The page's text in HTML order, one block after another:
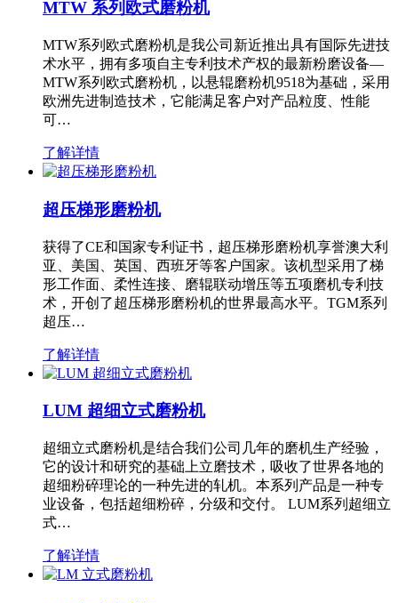
MTW 系列欧式磨粉机
MTW系列欧式磨粉机是我公司新近推出具有国际先进技
术水平，拥有多项自主专利技术产权的最新粉磨设备—
MTW系列欧式磨粉机，以悬辊磨粉机9518为基础，采用
欧洲先进制造技术，它能满足客户对产品粒度、性能
可…
了解详情
超压梯形磨粉机
获得了CE和国家专利证书，超压梯形磨粉机享誉澳大利
亚、美国、英国、西班牙等客户国家。该机型采用了梯
形工作面、柔性连接、磨辊联动增压等五项磨机专利技
术，开创了超压梯形磨粉机的世界最高水平。TGM系列
超压…
了解详情
LUM 超细立式磨粉机
超细立式磨粉机是结合我们公司几年的磨机生产经验，
它的设计和研究的基础上立磨技术，吸收了世界各地的
超细粉碎理论的一种先进的轧机。本系列产品是一种专
业设备，包括超细粉碎，分级和交付。 LUM系列超细立
式…
了解详情